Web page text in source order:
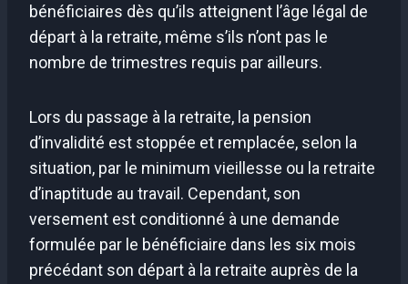
bénéficiaires dès qu’ils atteignent l’âge légal de
départ à la retraite, même s’ils n’ont pas le
nombre de trimestres requis par ailleurs.
Lors du passage à la retraite, la pension
d’invalidité est stoppée et remplacée, selon la
situation, par le minimum vieillesse ou la retraite
d’inaptitude au travail. Cependant, son
versement est conditionné à une demande
formulée par le bénéficiaire dans les six mois
précédant son départ à la retraite auprès de la